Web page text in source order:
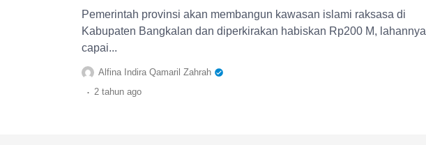
Pemerintah provinsi akan membangun kawasan islami raksasa di
Kabupaten Bangkalan dan diperkirakan habiskan Rp200 M, lahannya
capai...
Alfina Indira Qamaril Zahrah
. 2 tahun ago